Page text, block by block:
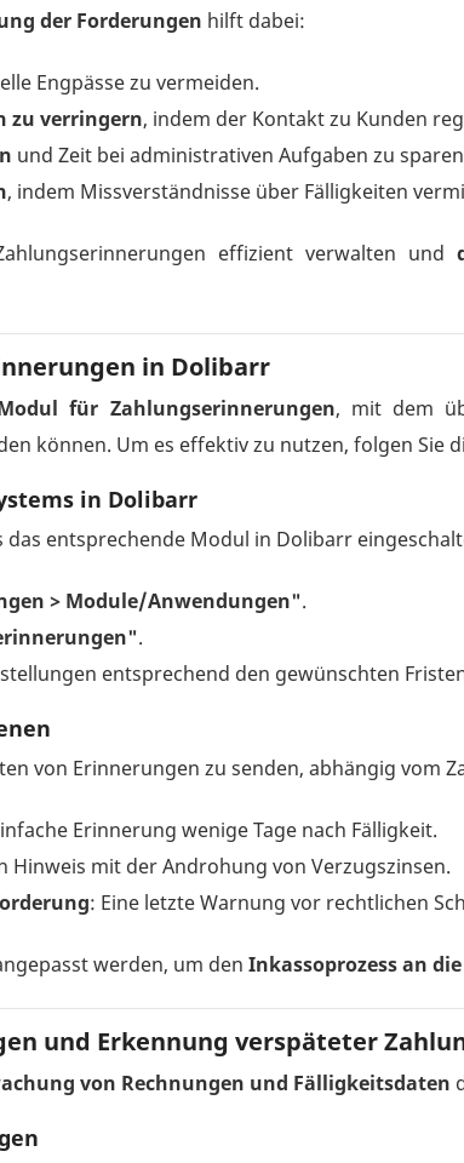
der Forderungen hilft dabei:
Engpässe zu vermeiden.
zu verringern, indem der Kontakt zu Kunden
und Zeit bei administrativen Aufgaben zu
, indem Missverständnisse über Fälligkeiten
effizient verwalten und
in Dolibarr
für Zahlungserinnerungen, mit dem
können. Um es effektiv zu nutzen, folgen Sie
in Dolibarr
das entsprechende Modul in Dolibarr
> Module/Anwendungen".
.
entsprechend den gewünschten
von Erinnerungen zu senden, abhängig vom
Erinnerung wenige Tage nach Fälligkeit.
Hinweis mit der Androhung von Verzugszinsen.
: Eine letzte Warnung vor rechtlichen
werden, um den Inkassoprozess an
und Erkennung verspäteter
von Rechnungen und Fälligkeitsdaten